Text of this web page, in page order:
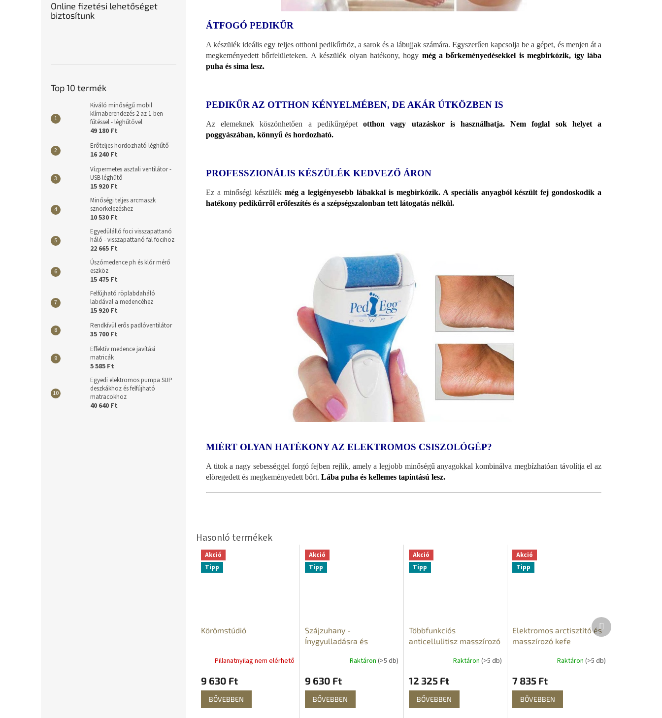
Online fizetési lehetőséget
biztosítunk
Top 10 termék
Kiváló minőségű mobil
klímaberendezés 2 az 1-ben
fűtéssel - léghűtővel
49 180 Ft
Erőteljes hordozható léghűtő
16 240 Ft
Vízpermetes asztali ventilátor -
USB léghűtő
15 920 Ft
Minőségi teljes arcmaszk
sznorkelezéshez
10 530 Ft
Egyedülálló foci visszapattanó
háló - visszapattanó fal focihoz
22 665 Ft
Úszómedence ph és klór mérő
eszköz
15 475 Ft
Felfújható röplabdaháló
labdával a medencéhez
15 920 Ft
Rendkívül erős padlóventilátor
35 700 Ft
Effektív medence javítási
matricák
5 585 Ft
Egyedi elektromos pumpa SUP
deszkákhoz és felfújható
matracokhoz
40 640 Ft
ÁTFOGÓ PEDIKŰR
A készülék ideális egy teljes otthoni pedikűrhöz, a sarok és a lábujjak számára. Egyszerűen kapcsolja be a gépet, és menjen át a
megkeményedett bőrfelületeken. A készülék olyan hatékony, hogy még a bőrkeményedésekkel is megbirkózik, így lába
puha és sima lesz.
PEDIKŰR AZ OTTHON KÉNYELMÉBEN, DE AKÁR ÚTKÖZBEN IS
Az elemeknek köszönhetően a pedikűrgépetotthon vagy utazáskor is használhatja. Nem foglal sok helyet a
poggyászában, könnyű és hordozható.
PROFESSZIONÁLIS KÉSZÜLÉK KEDVEZŐ ÁRON
Ez a minőségi készülék még a legigényesebb lábakkal is megbirkózik. A speciális anyagból készült fej gondoskodik a
hatékony pedikűrről erőfeszítés és a szépségszalonban tett látogatás nélkül.
MIÉRT OLYAN HATÉKONY AZ ELEKTROMOS CSISZOLÓGÉP?
A titok a nagy sebességgel forgó fejben rejlik, amely a legjobb minőségű anyagokkal kombinálva megbízhatóan távolítja el az
elöregedett és megkeményedett bőrt. Lába puha és kellemes tapintású lesz.
Akció
Tipp
Körömstúdió
Pillanatnyilag nem elérhető
9 630 Ft
BŐVEBBEN
Akció
Tipp
Szájzuhany -
Ínygyulladásra és
parodontitiszre
parodontális betegség
esetén
Raktáron (>5 db)
9 630 Ft
BŐVEBBEN
Akció
Tipp
Többfunkciós
anticellulitisz masszírozó
Raktáron(>5 db)
12 325 Ft
BŐVEBBEN
Akció
Tipp
Elektromos arctisztító és
masszírozó kefe
Raktáron (>5 db)
7 835 Ft
BŐVEBBEN
Következő
termék